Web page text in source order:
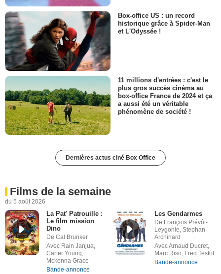
Box-office US : un record
historique grâce à Spider-Man
et L'Odyssée !
11 millions d'entrées : c'est le
plus gros succès cinéma au
box-office France de 2024 et ça
a aussi été un véritable
phénomène de société !
Dernières actus ciné Box Office
Films de la semaine
du 5 août 2026
La Pat' Patrouille :
Le film mission
Dino
De Cal Brunker
Avec Rain Janjua,
Carter Young,
Mckenna Grace
Bande-annonce
Les Gendarmes
De François Prévôt-
Leygonie, Stephan
Archinard
Avec Arnaud Ducret,
Marc Riso, Fred Testot
Bande-annonce